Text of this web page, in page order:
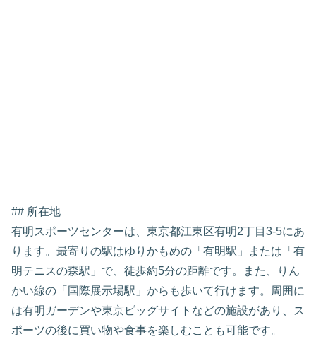
## 所在地
有明スポーツセンターは、東京都江東区有明2丁目3-5にあ
ります。最寄りの駅はゆりかもめの「有明駅」または「有
明テニスの森駅」で、徒歩約5分の距離です。また、りん
かい線の「国際展示場駅」からも歩いて行けます。周囲に
は有明ガーデンや東京ビッグサイトなどの施設があり、ス
ポーツの後に買い物や食事を楽しむことも可能です。